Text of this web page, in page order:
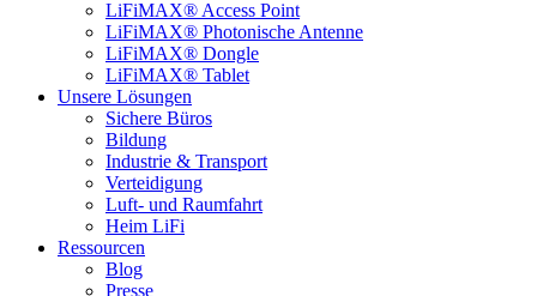
LiFiMAX® Access Point
LiFiMAX® Photonische Antenne
LiFiMAX® Dongle
LiFiMAX® Tablet
Unsere Lösungen
Sichere Büros
Bildung
Industrie & Transport
Verteidigung
Luft- und Raumfahrt
Heim LiFi
Ressourcen
Blog
Presse